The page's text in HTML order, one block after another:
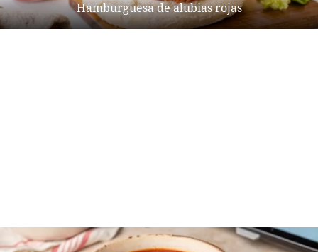
Hamburguesa de alubias rojas